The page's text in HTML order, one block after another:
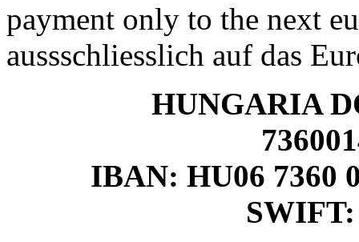
payment only to the next
aussschliesslich auf das
HUNGARIA
IBAN: HU06 7360